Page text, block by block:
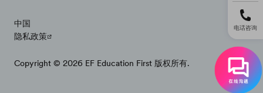
中国
隐私政策
Copyright © 2026 EF Education First 版权所有.
电话咨询